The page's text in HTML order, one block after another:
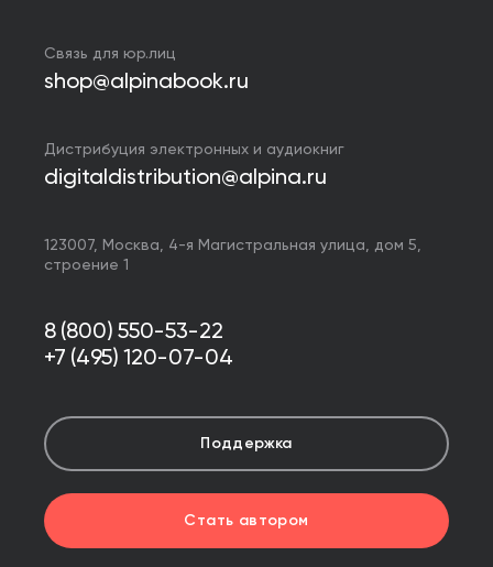
Связь для юр.лиц
shop@alpinabook.ru
Дистрибуция электронных и аудиокниг
digitaldistribution@alpina.ru
123007, Москва, 4-я Магистральная улица, дом 5,
строение 1
8 (800) 550-53-22
+7 (495) 120-07-04
Поддержка
Стать автором